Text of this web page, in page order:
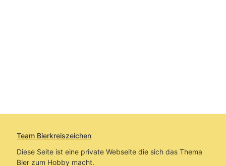
Team Bierkreiszeichen
Diese Seite ist eine private Webseite die sich das Thema
Bier zum Hobby macht.